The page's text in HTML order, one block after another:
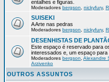
entalhes e figuras.
Moderadores bergson nickyfury,
SUISEKI
A Arte nas pedras
Moderadores bergson nickyfury,
DESENHISTAS DE
Este espaço é reservado para
interessados e, um espaço
Moderadores bergson Alexandre
Arzivenko
OUTROS ASSUNTOS